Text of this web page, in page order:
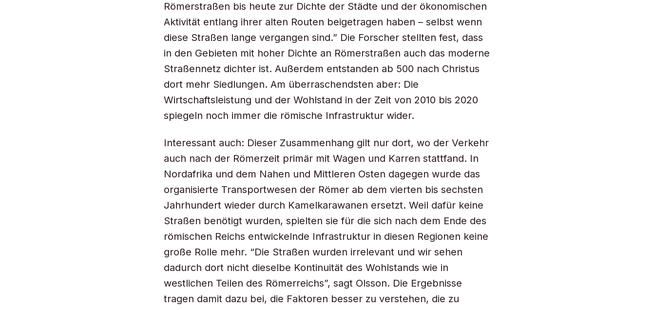
Römerstraßen bis heute zur Dichte der Städte und der ökonomischen
Aktivität entlang ihrer alten Routen beigetragen haben – selbst wenn
diese Straßen lange vergangen sind.” Die Forscher stellten fest, dass
in den Gebieten mit hoher Dichte an Römerstraßen auch das moderne
Straßennetz dichter ist. Außerdem entstanden ab 500 nach Christus
dort mehr Siedlungen. Am überraschendsten aber: Die
Wirtschaftsleistung und der Wohlstand in der Zeit von 2010 bis 2020
spiegeln noch immer die römische Infrastruktur wider.
Interessant auch: Dieser Zusammenhang gilt nur dort, wo der Verkehr
auch nach der Römerzeit primär mit Wagen und Karren stattfand. In
Nordafrika und dem Nahen und Mittleren Osten dagegen wurde das
organisierte Transportwesen der Römer ab dem vierten bis sechsten
Jahrhundert wieder durch Kamelkarawanen ersetzt. Weil dafür keine
Straßen benötigt wurden, spielten sie für die sich nach dem Ende des
römischen Reichs entwickelnde Infrastruktur in diesen Regionen keine
große Rolle mehr. “Die Straßen wurden irrelevant und wir sehen
dadurch dort nicht dieselbe Kontinuität des Wohlstands wie in
westlichen Teilen des Römerreichs”, sagt Olsson. Die Ergebnisse
tragen damit dazu bei, die Faktoren besser zu verstehen, die zu